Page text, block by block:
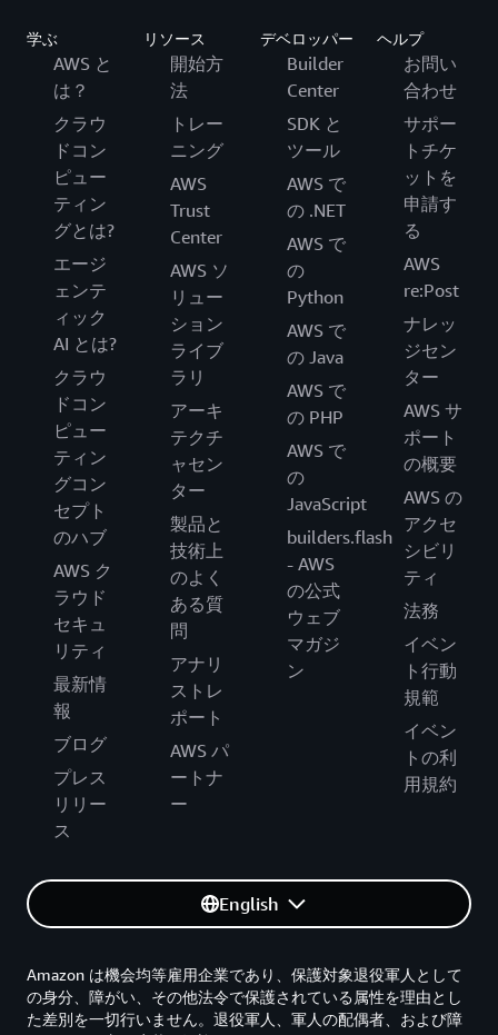
ソリューション
AWS DMS で移行
学ぶ
AWS と
は？
クラウ
ドコン
ピュー
ティン
グとは?
エージ
ェンテ
ィック
AI とは?
クラウ
ドコン
ピュー
ティン
グコン
セプト
のハブ
AWS ク
ラウド
セキュ
リティ
最新情
報
ブログ
プレス
リリー
ス
リソース
開始方
法
トレー
ニング
AWS
Trust
Center
AWS ソ
リュー
ション
ライブ
ラリ
アーキ
テクチ
ャセン
ター
製品と
技術上
のよく
ある質
問
アナリ
ストレ
ポート
AWS パ
ートナ
ー
デベロッパー
Builder
Center
SDK と
ツール
AWS で
の .NET
AWS で
の
Python
AWS で
の Java
AWS で
の PHP
AWS で
の
JavaScript
builders.flash
- AWS
の公式
ウェブ
マガジ
ン
ヘルプ
お問い
合わせ
サポー
トチケ
ットを
申請す
る
AWS
re:Post
ナレッ
ジセン
ター
AWS サ
ポート
の概要
AWS の
アクセ
シビリ
ティ
法務
イベン
ト行動
規範
イベン
トの利
用規約
English
Amazon は機会均等雇用企業であり、保護対象退役軍人として
の身分、障がい、その他法令で保護されている属性を理由とし
た差別を一切行いません。退役軍人、軍人の配偶者、および障